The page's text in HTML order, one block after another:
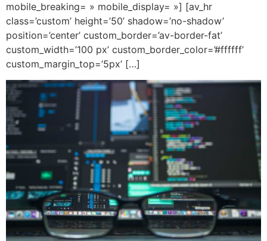
mobile_breaking= » mobile_display= »] [av_hr
class=’custom’ height=’50’ shadow=’no-shadow’
position=’center’ custom_border=’av-border-fat’
custom_width=’100 px’ custom_border_color=’#ffffff’
custom_margin_top=’5px’ […]